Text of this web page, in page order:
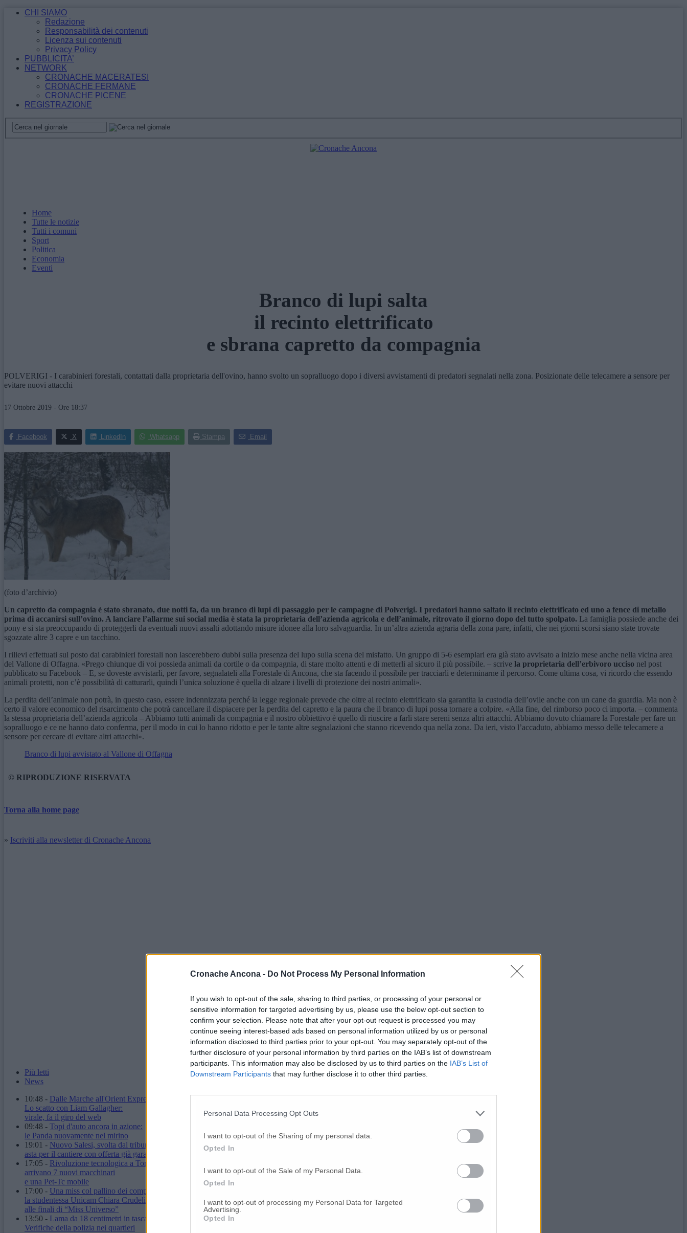
Cronache Ancona - Do Not Process My Personal Information
If you wish to opt-out of the sale, sharing to third parties, or processing of your personal or
sensitive information for targeted advertising by us, please use the below opt-out section to
confirm your selection. Please note that after your opt-out request is processed you may
continue seeing interest-based ads based on personal information utilized by us or personal
information disclosed to third parties prior to your opt-out. You may separately opt-out of the
further disclosure of your personal information by third parties on the IAB’s list of downstream
participants. This information may also be disclosed by us to third parties on the IAB’s List of
Downstream Participants that may further disclose it to other third parties.
Personal Data Processing Opt Outs
I want to opt-out of the Sharing of my personal data.
Opted In
I want to opt-out of the Sale of my Personal Data.
Opted In
I want to opt-out of processing my Personal Data for Targeted
Advertising.
Opted In
CHI SIAMO
Redazione
Responsabilità dei contenuti
Licenza sui contenuti
Privacy Policy
PUBBLICITA’
NETWORK
CRONACHE MACERATESI
CRONACHE FERMANE
CRONACHE PICENE
REGISTRAZIONE
Home
Tutte le notizie
Tutti i comuni
Sport
Politica
Economia
Eventi
Branco di lupi salta
il recinto elettrificato
e sbrana capretto da compagnia
POLVERIGI - I carabinieri forestali, contattati dalla proprietaria dell'ovino, hanno svolto un sopralluogo dopo i diversi avvistamenti di predatori segnalati nella zona. Posizionate delle telecamere a sensore per
evitare nuovi attacchi
17 Ottobre 2019 - Ore 18:37
Facebook X LinkedIn Whatsapp Stampa Email
(foto d’archivio)
Un capretto da compagnia è stato sbranato, due notti fa, da un branco di lupi di passaggio per le campagne di Polverigi. I predatori hanno saltato il recinto elettrificato ed uno a fence di metallo
prima di accanirsi sull’ovino. A lanciare l’allarme sui social media è stata la proprietaria dell’azienda agricola e dell’animale, ritrovato il giorno dopo del tutto spolpato. La famiglia possiede anche dei
pony e si sta preoccupando di proteggerli da eventuali nuovi assalti adottando misure idonee alla loro salvaguardia. In un’altra azienda agraria della zona pare, infatti, che nei giorni scorsi siano state trovate
sgozzate altre 3 capre e un tacchino.
I rilievi effettuati sul posto dai carabinieri forestali non lascerebbero dubbi sulla presenza del lupo sulla scena del misfatto. Un gruppo di 5-6 esemplari era già stato avvisato a inizio mese anche nella vicina area
del Vallone di Offagna. «Prego chiunque di voi possieda animali da cortile o da compagnia, di stare molto attenti e di metterli al sicuro il più possibile. – scrive la proprietaria dell’erbivoro ucciso nel post
pubblicato su Facebook – E, se doveste avvistarli, per favore, segnalateli alla Forestale di Ancona, che sta facendo il possibile per tracciarli e determinarne il percorso. Come ultima cosa, vi ricordo che essendo
animali protetti, non c’è possibilità di catturarli, quindi l’unica soluzione è quella di alzare i livelli di protezione dei nostri animali».
La perdita dell’animale non potrà, in questo caso, essere indennizzata perché la legge regionale prevede che oltre al recinto elettrificato sia garantita la custodia dell’ovile anche con un cane da guardia. Ma non è
certo il valore economico del risarcimento che potrà cancellare il dispiacere per la perdita del capretto e la paura che il branco di lupi possa tornare a colpire. «Alla fine, del rimborso poco ci importa. – commenta
la stessa proprietaria dell’azienda agricola – Abbiamo tutti animali da compagnia e il nostro obbiettivo è quello di riuscire a farli stare sereni senza altri attacchi. Abbiamo dovuto chiamare la Forestale per fare un
sopralluogo e ce ne hanno dato conferma, per il modo in cui lo hanno ridotto e per le tante altre segnalazioni che stanno ricevendo qua nella zona. Da ieri, visto l’accaduto, abbiamo messo delle telecamere a
sensore per cercare di evitare altri attacchi».
Branco di lupi avvistato al Vallone di Offagna
© RIPRODUZIONE RISERVATA
Torna alla home page
» Iscriviti alla newsletter di Cronache Ancona
Per poter lasciare o votare un commento devi essere registrato.
Effettua l'accessooppureregistrati
Più letti
News
10:48 - Dalle Marche all'Orient Express.
Lo scatto con Liam Gallagher:
virale, fa il giro del web
09:48 - Topi d'auto ancora in azione:
le Panda nuovamente nel mirino
19:01 - Nuovo Salesi, svolta dal tribunale:
asta per il cantiere con offerta già garantita
17:05 - Rivoluzione tecnologica a Torrette:
arrivano 7 nuovi macchinari
e una Pet-Tc mobile
17:00 - Una miss col pallino dei computer:
la studentessa Unicam Chiara Crudeli
alle finali di “Miss Universo”
13:50 - Lama da 18 centimetri in tasca: denunciato.
Verifiche della polizia nei quartieri